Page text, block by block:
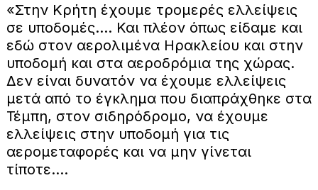
«Στην Κρήτη έχουμε τρομερές ελλείψεις
σε υποδομές…. Και πλέον όπως είδαμε και
εδώ στον αερολιμένα Ηρακλείου και στην
υποδομή και στα αεροδρόμια της χώρας.
Δεν είναι δυνατόν να έχουμε ελλείψεις
μετά από το έγκλημα που διαπράχθηκε στα
Τέμπη, στον σιδηρόδρομο, να έχουμε
ελλείψεις στην υποδομή για τις
αερομεταφορές και να μην γίνεται
τίποτε….